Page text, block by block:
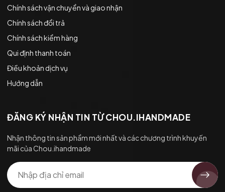
Chính sách vận chuyển và giao nhận
Chính sách đổi trả
Chính sách kiểm hàng
Qui định thanh toán
Điều khoản dịch vụ
Hướng dẫn
ĐĂNG KÝ NHẬN TIN TỪ CHOU.IHANDMADE
Nhận thông tin sản phẩm mới nhất và các chương trình khuyến
mãi của Chou.ihandmade